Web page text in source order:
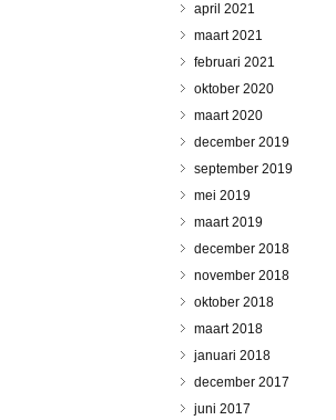
april 2021
maart 2021
februari 2021
oktober 2020
maart 2020
december 2019
september 2019
mei 2019
maart 2019
december 2018
november 2018
oktober 2018
maart 2018
januari 2018
december 2017
juni 2017